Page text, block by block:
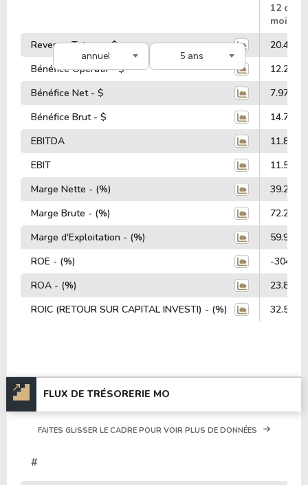
annuel 5 ans
12
mois
Revenus Totaux - $
20.44
Bénéfice Opératif - $
12.26
Bénéfice Net - $
7.97
Bénéfice Brut - $
14.77
EBITDA
11.81
EBIT
11.57
Marge Nette - (%)
39.25%
Marge Brute - (%)
72.26%
Marge d'Exploitation - (%)
59.98%
ROE - (%)
-
ROA - (%)
23.89%
ROIC (RETOUR SUR CAPITAL INVESTI) - (%)
32.51%
FLUX DE TRÉSORERIE MO
FAITES GLISSER LE CADRE POUR VOIR PLUS DE DONNÉES
#